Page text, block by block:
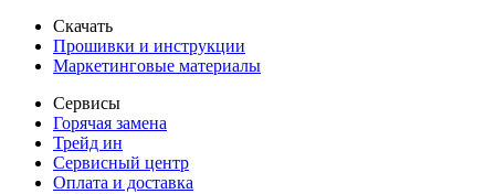
Скачать
Прошивки и инструкции
Маркетинговые материалы
Сервисы
Горячая замена
Трейд ин
Сервисный центр
Оплата и доставка